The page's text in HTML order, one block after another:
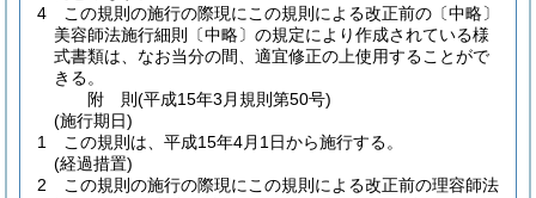
4
この規則の施行の際現にこの規則による改正前の〔中略〕
美容師法施行細則〔中略〕の規定により作成されている様
式書類は、なお当分の間、適宜修正の上使用することがで
きる。
附 則(平成15年3月規則第50号)
(施行期日)
1
この規則は、平成15年4月1日から施行する。
(経過措置)
2
この規則の施行の際現にこの規則による改正前の理容師法